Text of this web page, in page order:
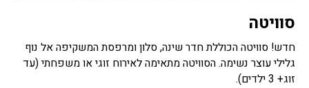
סוויטה
חדש! סוויטה הכוללת חדר שינה, סלון ומרפסת המשקיפה אל נוף
גלילי עוצר נשימה. הסוויטה מתאימה לאירוח זוגי או משפחתי (עד
זוג+ 3 ילדים).